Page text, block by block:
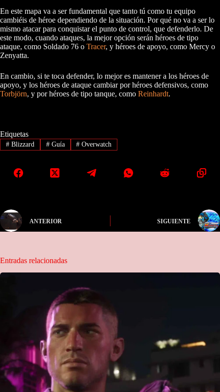
En este mapa va a ser fundamental que tanto tú como tu equipo
cambiéis de héroe dependiendo de la situación. Por qué no va a ser lo
mismo atacar para conquistar el punto de control, que defenderlo. De
este modo, cuando ataques, la mejor opción serán héroes de tipo
ataque, como Soldado 76 o Tracer, y héroes de apoyo, como Mercy o
Zenyatta.
En cambio, si te toca defender, lo mejor es mantener a los héroes de
apoyo, y los héroes de ataque cambiar por héroes defensivos, como
Torbjörn, y por héroes de tipo tanque, como Reinhardt.
Etiquetas
#Blizzard #Guía # Overwatch
ANTERIOR SIGUIENTE
Entradas relacionadas